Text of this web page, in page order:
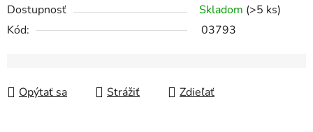
Dostupnosť Skladom (>5 ks)
Kód:
03793
Opýtať sa Strážiť Zdieľať